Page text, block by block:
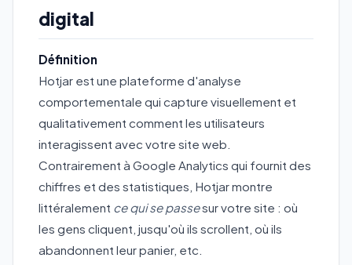
digital
Définition
Hotjar est une plateforme d'analyse
comportementale qui capture visuellement et
qualitativement comment les utilisateurs
interagissent avec votre site web.
Contrairement à Google Analytics qui fournit des
chiffres et des statistiques, Hotjar montre
littéralement ce qui se passesur votre site : où
les gens cliquent, jusqu'où ils scrollent, où ils
abandonnent leur panier, etc.